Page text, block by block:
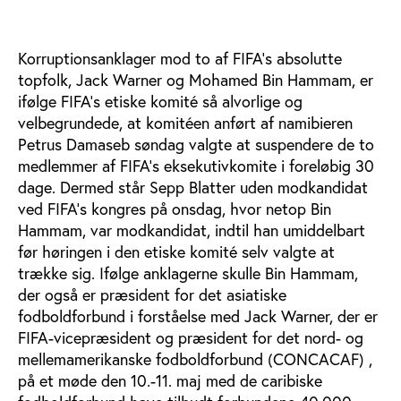
Korruptionsanklager mod to af FIFA’s absolutte
topfolk, Jack Warner og Mohamed Bin Hammam, er
ifølge FIFA’s etiske komité så alvorlige og
velbegrundede, at komitéen anført af namibieren
Petrus Damaseb søndag valgte at suspendere de to
medlemmer af FIFA’s eksekutivkomite i foreløbig 30
dage. Dermed står Sepp Blatter uden modkandidat
ved FIFA’s kongres på onsdag, hvor netop Bin
Hammam, var modkandidat, indtil han umiddelbart
før høringen i den etiske komité selv valgte at
trække sig. Ifølge anklagerne skulle Bin Hammam,
der også er præsident for det asiatiske
fodboldforbund i forståelse med Jack Warner, der er
FIFA-vicepræsident og præsident for det nord- og
mellemamerikanske fodboldforbund (CONCACAF) ,
på et møde den 10.-11. maj med de caribiske